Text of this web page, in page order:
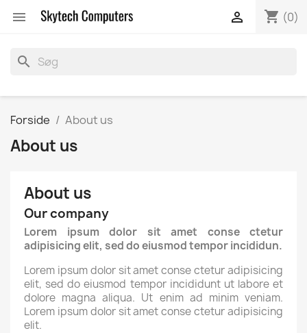
 shopping_cart (0)

search
Forside About us
About us
About us
Our company
Lorem ipsum dolor sit amet conse ctetur
adipisicing elit, sed do eiusmod tempor incididun.
Lorem ipsum dolor sit amet conse ctetur adipisicing
elit, sed do eiusmod tempor incididunt ut labore et
dolore magna aliqua. Ut enim ad minim veniam.
Lorem ipsum dolor sit amet conse ctetur adipisicing
elit.